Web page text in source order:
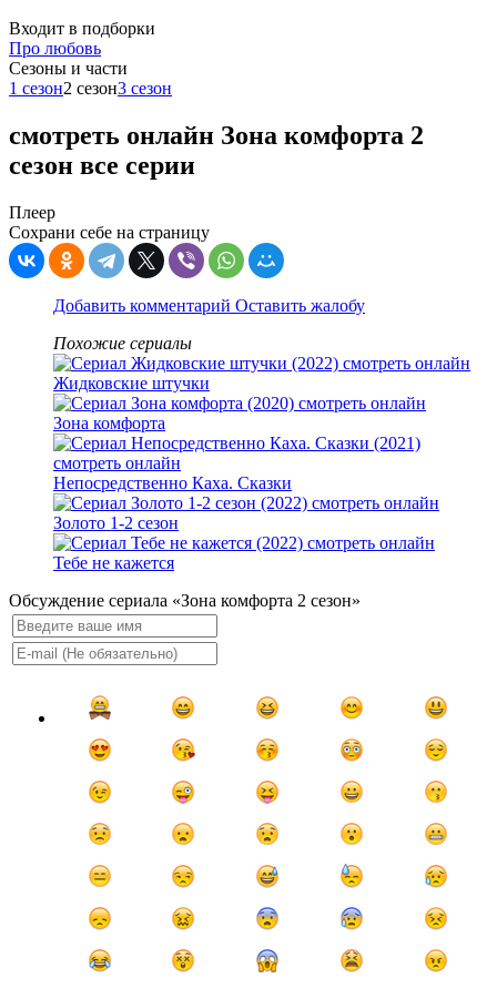
Входит в подборки
Про любовь
Cезоны и части
1 сезон2 сезон3 сезон
смотреть онлайн Зона комфорта 2
сезон все серии
Плеер
Сохрани себе на страницу
Добавить комментарий Оставить жалобу
Похожие сериалы
Жидковские штучки
Зона комфорта
Непосредственно Каха. Сказки
Золото 1-2 сезон
Тебе не кажется
Обсуждение сериала «Зона комфорта 2 сезон»